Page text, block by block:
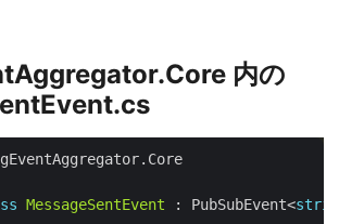
内の
MessageSentEvent : PubSubEvent<